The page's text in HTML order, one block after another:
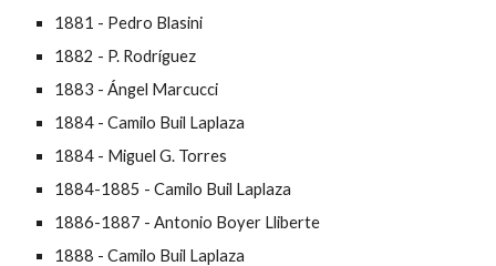
1881 - Pedro Blasini
1882 - P. Rodríguez
1883 - Ángel Marcucci
1884 - Camilo Buil Laplaza
1884 - Miguel G. Torres
1884-1885 - Camilo Buil Laplaza
1886-1887 - Antonio Boyer Lliberte
1888 - Camilo Buil Laplaza